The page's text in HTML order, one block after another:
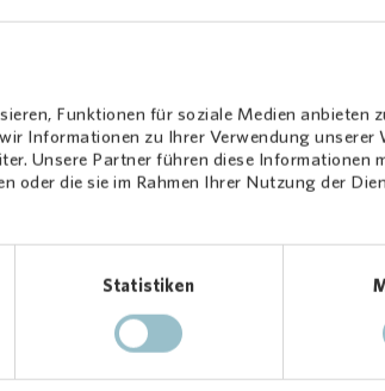
Funktionen für soziale Medien anbieten
Informationen zu Ihrer Verwendung unserer
Unsere Partner führen diese Informationen
oder die sie im Rahmen Ihrer Nutzung der
Statistiken
nah am
Ziel war schon immer: Die Gemeinschaft